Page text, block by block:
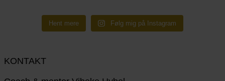
Hent mere Følg mig på Instagram
KONTAKT